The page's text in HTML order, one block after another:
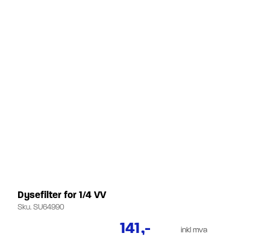
Dysefilter for 1/4 VV
Sku.SU64990
141,- inkl mva